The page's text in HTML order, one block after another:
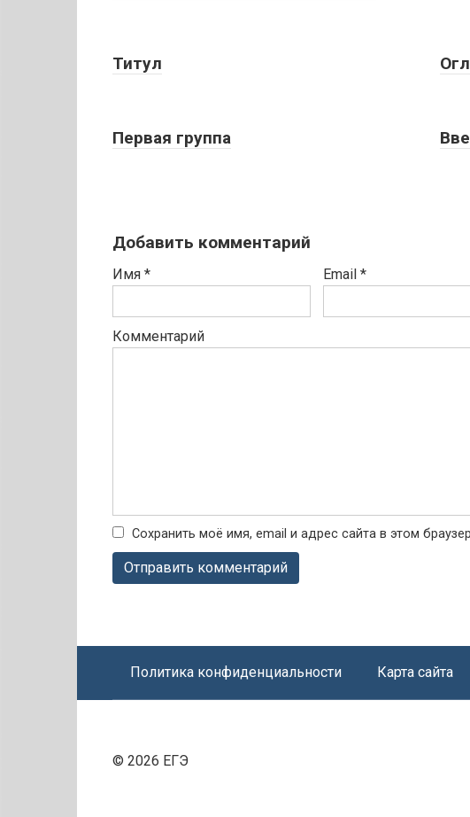
Титул
Первая группа
Добавить комментарий
Имя * Email *
Комментарий
Сохранить моё имя, email и адрес сайта в этом
Политика конфиденциальности Карта сайта
© 2026 ЕГЭ